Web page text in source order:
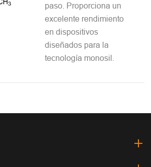
paso. Proporciona un
excelente rendimiento
en dispositivos
diseñados para la
tecnología monosil.